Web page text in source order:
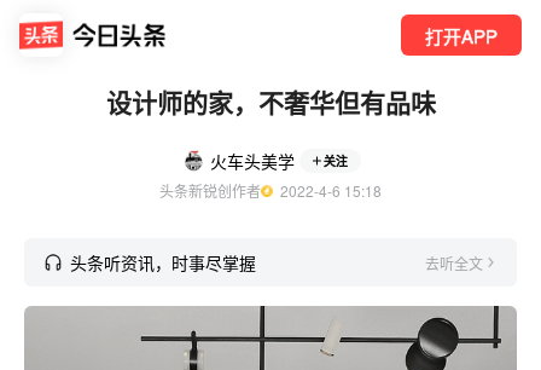
打开APP
设计师的家，不奢华但有品味
火车头美学 关注
头条新锐创作者
  2022-4-6 15:18
头条听资讯，时事尽掌握 去听全文